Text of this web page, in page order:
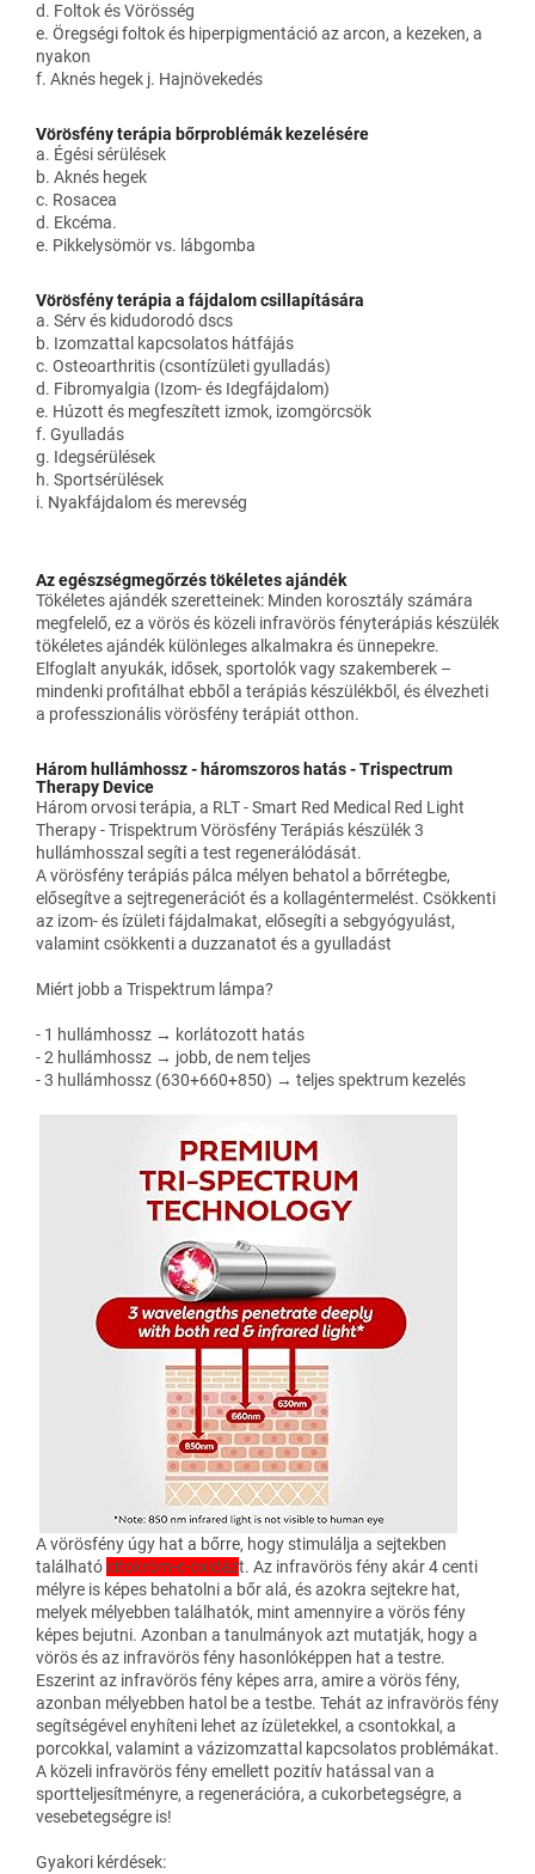
d. Foltok és Vörösség
e. Öregségi foltok és hiperpigmentáció az arcon, a kezeken, a
nyakon
f. Aknés hegek j. Hajnövekedés
Vörösfény terápia bőrproblémák kezelésére
a. Égési sérülések
b. Aknés hegek
c. Rosacea
d. Ekcéma.
e. Pikkelysömör vs. lábgomba
Vörösfény terápia a fájdalom csillapítására
a. Sérv és kidudorodó dscs
b. Izomzattal kapcsolatos hátfájás
c. Osteoarthritis (csontízületi gyulladás)
d. Fibromyalgia (Izom- és Idegfájdalom)
e. Húzott és megfeszített izmok, izomgörcsök
f. Gyulladás
g. Idegsérülések
h. Sportsérülések
i. Nyakfájdalom és merevség
Az egészségmegőrzés tökéletes ajándék
Tökéletes ajándék szeretteinek: Minden korosztály számára
megfelelő, ez a vörös és közeli infravörös fényterápiás készülék
tökéletes ajándék különleges alkalmakra és ünnepekre.
Elfoglalt anyukák, idősek, sportolók vagy szakemberek –
mindenki profitálhat ebből a terápiás készülékből, és élvezheti
a professzionális vörösfény terápiát otthon.
Három hullámhossz - háromszoros hatás - Trispectrum
Therapy Device
Három orvosi terápia, a RLT - Smart Red Medical Red Light
Therapy - Trispektrum Vörösfény Terápiás készülék 3
hullámhosszal segíti a test regenerálódását.
A vörösfény terápiás pálca mélyen behatol a bőrrétegbe,
elősegítve a sejtregenerációt és a kollagéntermelést. Csökkenti
az izom- és ízületi fájdalmakat, elősegíti a sebgyógyulást,
valamint csökkenti a duzzanatot és a gyulladást
Miért jobb a Trispektrum lámpa?
- 1 hullámhossz → korlátozott hatás
- 2 hullámhossz → jobb, de nem teljes
- 3 hullámhossz (630+660+850) → teljes spektrum kezelés
A vörösfény úgy hat a bőrre, hogy stimulálja a sejtekben
találhatócitokróm-c-oxidázt. Az infravörös fény akár 4 centi
mélyre is képes behatolni a bőr alá, és azokra sejtekre hat,
melyek mélyebben találhatók, mint amennyire a vörös fény
képes bejutni. Azonban a tanulmányok azt mutatják, hogy a
vörös és az infravörös fény hasonlóképpen hat a testre.
Eszerint az infravörös fény képes arra, amire a vörös fény,
azonban mélyebben hatol be a testbe. Tehát az infravörös fény
segítségével enyhíteni lehet az ízületekkel, a csontokkal, a
porcokkal, valamint a vázizomzattal kapcsolatos problémákat.
A közeli infravörös fény emellett pozitív hatással van a
sportteljesítményre, a regenerációra, a cukorbetegségre, a
vesebetegségre is!
Gyakori kérdések: